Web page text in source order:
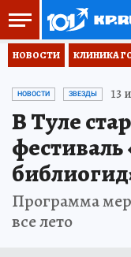
НОВОСТИ КЛИНИКА
НОВОСТИ ЗВЕЗДЫ 13
В Туле
Программа
все лето